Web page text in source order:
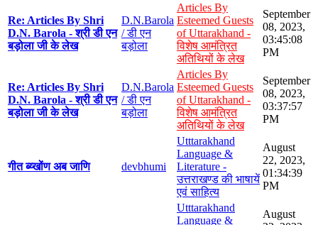
Re: Articles By Shri
D.N. Barola - श्री डी एन
बड़ोला जी के लेख
D.N.Barola
/ डी एन
बड़ोला
Articles By
Esteemed Guests
of Uttarakhand -
विशेष आमंत्रित
अतिथियों के लेख
September
08, 2023,
03:45:08
PM
Re: Articles By Shri
D.N. Barola - श्री डी एन
बड़ोला जी के लेख
D.N.Barola
/ डी एन
बड़ोला
Articles By
Esteemed Guests
of Uttarakhand -
विशेष आमंत्रित
अतिथियों के लेख
September
08, 2023,
03:37:57
PM
गीत ब्य्खोंण अब जाणि devbhumi
Utttarakhand
Language &
Literature -
उत्तराखण्ड की भाषायें
एवं साहित्य
August
22, 2023,
01:34:39
PM
Utttarakhand
Language &
August